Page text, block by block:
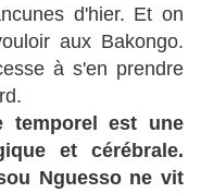
d'hier. Et on
aux Bakongo.
à s'en prendre
temporel est une
et cérébrale.
Nguesso ne vit